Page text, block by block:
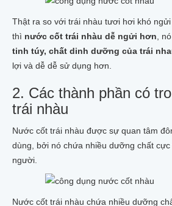
Thật ra so với trái nhàu tươi hơi khó
thì nước cốt trái nhàu dễ ngửi hơn ,
tinh túy, chất dinh dưỡng của trái
lợi và dễ dễ sử dụng hơn.
2. Các thành phần có
trái nhàu
Nước cốt trái nhàu được sự quan tâm
dùng, bởi nó chứa nhiều dưỡng chất
người.
Nước cốt trái nhàu chứa nhiều dưỡng